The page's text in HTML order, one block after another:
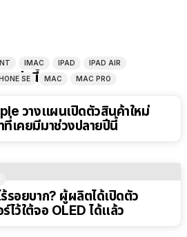
หล่านี้
IMAC IPAD
IPAD AIR
SE MAC
MAC PRO
วางแผนเปิดตัวสินค้าใหม่
ที่เคยมีมาช่วงปลายปีนี้
รอยบาก? ผู้ผลิตได้เปิดตัว
ไว้ใต้จอ OLED ได้แล้ว